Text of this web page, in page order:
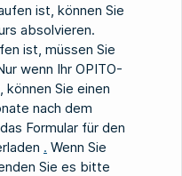
ist, können Sie
absolvieren.
ist, müssen Sie
wenn Ihr OPITO-
Sie einen
nach dem
Formular für den
. Wenn Sie
Sie es bitte